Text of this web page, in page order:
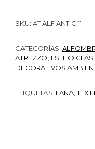
SKU: AT ALF ANTIC 11
CATEGORÍAS:
ATREZZO ESTILO
DECORATIVOS
ETIQUETAS: LANA ,TEXTIL